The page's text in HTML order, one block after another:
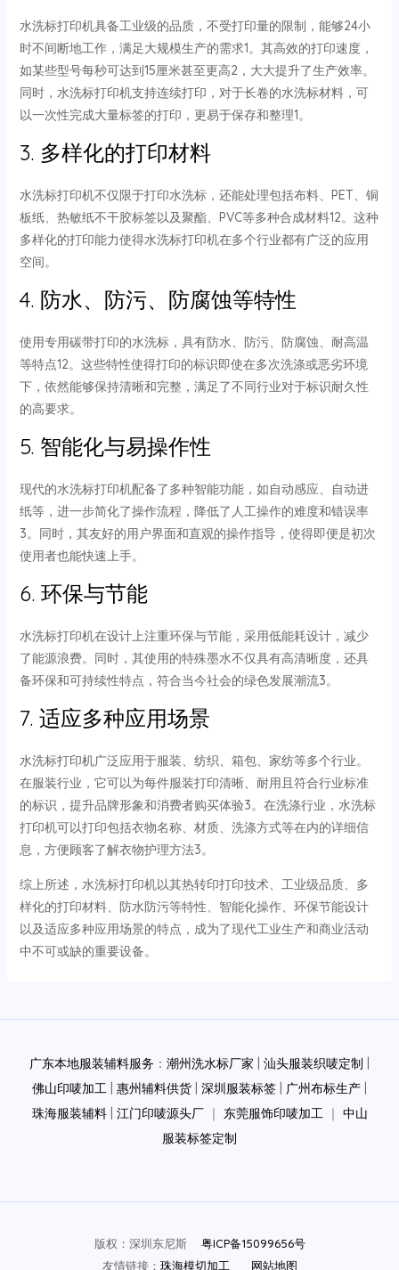
水洗标打印机具备工业级的品质，不受打印量的限制，能够24小
时不间断地工作，满足大规模生产的需求1。其高效的打印速度，
如某些型号每秒可达到15厘米甚至更高2，大大提升了生产效率。
同时，水洗标打印机支持连续打印，对于长卷的水洗标材料，可
以一次性完成大量标签的打印，更易于保存和整理1。
3. 多样化的打印材料
水洗标打印机不仅限于打印水洗标，还能处理包括布料、PET、铜
板纸、热敏纸不干胶标签以及聚酯、PVC等多种合成材料12。这种
多样化的打印能力使得水洗标打印机在多个行业都有广泛的应用
空间。
4. 防水、防污、防腐蚀等特性
使用专用碳带打印的水洗标，具有防水、防污、防腐蚀、耐高温
等特点12。这些特性使得打印的标识即使在多次洗涤或恶劣环境
下，依然能够保持清晰和完整，满足了不同行业对于标识耐久性
的高要求。
5. 智能化与易操作性
现代的水洗标打印机配备了多种智能功能，如自动感应、自动进
纸等，进一步简化了操作流程，降低了人工操作的难度和错误率
3。同时，其友好的用户界面和直观的操作指导，使得即便是初次
使用者也能快速上手。
6. 环保与节能
水洗标打印机在设计上注重环保与节能，采用低能耗设计，减少
了能源浪费。同时，其使用的特殊墨水不仅具有高清晰度，还具
备环保和可持续性特点，符合当今社会的绿色发展潮流3。
7. 适应多种应用场景
水洗标打印机广泛应用于服装、纺织、箱包、家纺等多个行业。
在服装行业，它可以为每件服装打印清晰、耐用且符合行业标准
的标识，提升品牌形象和消费者购买体验3。在洗涤行业，水洗标
打印机可以打印包括衣物名称、材质、洗涤方式等在内的详细信
息，方便顾客了解衣物护理方法3。
综上所述，水洗标打印机以其热转印打印技术、工业级品质、多
样化的打印材料、防水防污等特性、智能化操作、环保节能设计
以及适应多种应用场景的特点，成为了现代工业生产和商业活动
中不可或缺的重要设备。
广东本地服装辅料服务 ： 潮州洗水标厂家 汕头服装织唛定制
佛山印唛加工
惠州辅料供货 深圳服装标签 广州布标生产
珠海服装辅料| 江门印唛源头厂｜ 东莞服饰印唛加工｜ 中山
服装标签定制
版权：深圳东尼斯 粤ICP备15099656号
友情链接： 珠海模切加工 网站地图